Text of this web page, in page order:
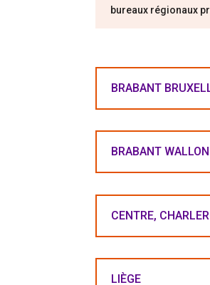
bureaux régionaux
BRABANT
BRABANT WALLON
CENTRE,
LIÈGE